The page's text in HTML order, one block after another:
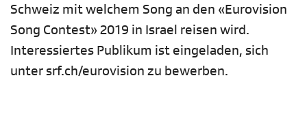
Schweiz mit welchem Song an den «Eurovision
Song Contest» 2019 in Israel reisen wird.
Interessiertes Publikum ist eingeladen, sich
unter srf.ch/eurovision zu bewerben.